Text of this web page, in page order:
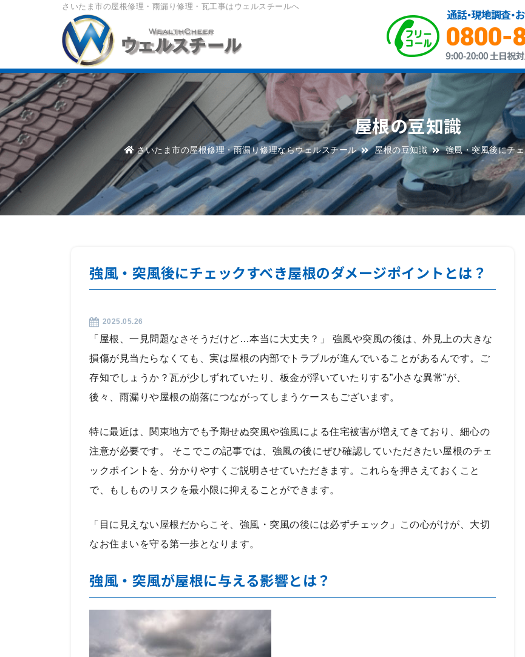
さいたま市の屋根修理・雨漏り修理・瓦工事はウェルスチールへ
屋根の豆知識
さいたま市の屋根修理・雨漏り修理ならウェルスチール 屋根の豆知識 強風・突風後にチ
強風・突風後にチェックすべき屋根のダメージポイントとは？
2025.05.26
「屋根、一見問題なさそうだけど…本当に大丈夫？」 強風や突風の後は、外見上の大きな
損傷が見当たらなくても、実は屋根の内部でトラブルが進んでいることがあるんです。ご
存知でしょうか？瓦が少しずれていたり、板金が浮いていたりする”小さな異常”が、
後々、雨漏りや屋根の崩落につながってしまうケースもございます。
特に最近は、関東地方でも予期せぬ突風や強風による住宅被害が増えてきており、細心の
注意が必要です。 そこでこの記事では、強風の後にぜひ確認していただきたい屋根のチェ
ックポイントを、分かりやすくご説明させていただきます。これらを押さえておくこと
で、もしものリスクを最小限に抑えることができます。
「目に見えない屋根だからこそ、強風・突風の後には必ずチェック」この心がけが、大切
なお住まいを守る第一歩となります。
強風・突風が屋根に与える影響とは？